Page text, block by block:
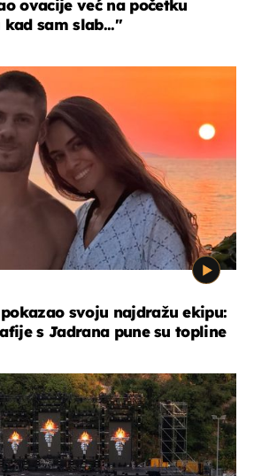
ovacije već na početku
sam slab..."
svoju najdražu ekipu:
s Jadrana pune su topline